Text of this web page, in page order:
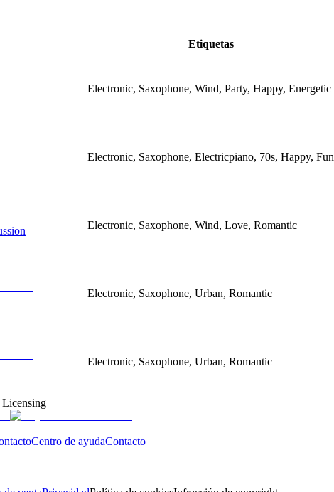
Etiquetas
Electronic, Saxophone, Wind, Party, Happy, Energetic
Electronic, Saxophone, Electricpiano, 70s, Happy, Fun
Electronic, Saxophone, Wind, Love, Romantic
Electronic, Saxophone, Urban, Romantic
Electronic, Saxophone, Urban, Romantic
Licensing
Centro de ayudaContacto